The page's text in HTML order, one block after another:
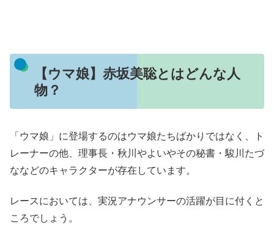
【ウマ娘】赤坂美聡とはどんな人
物？
「ウマ娘」に登場するのはウマ娘たちばかりではなく、ト
レーナーの他、理事長・秋川やよいやその秘書・駿川たづ
ななどのキャラクターが存在しています。
レースにおいては、実況アナウンサーの活躍が目に付くと
ころでしょう。